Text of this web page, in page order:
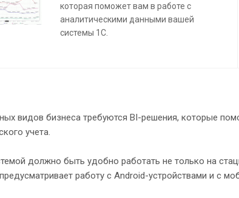
которая поможет вам в работе с
аналитическими данными вашей
системы 1С.
видов бизнеса требуются BI-решения, которые
учета.
должно быть удобно работать не только на
работу с Android-устройствами и с